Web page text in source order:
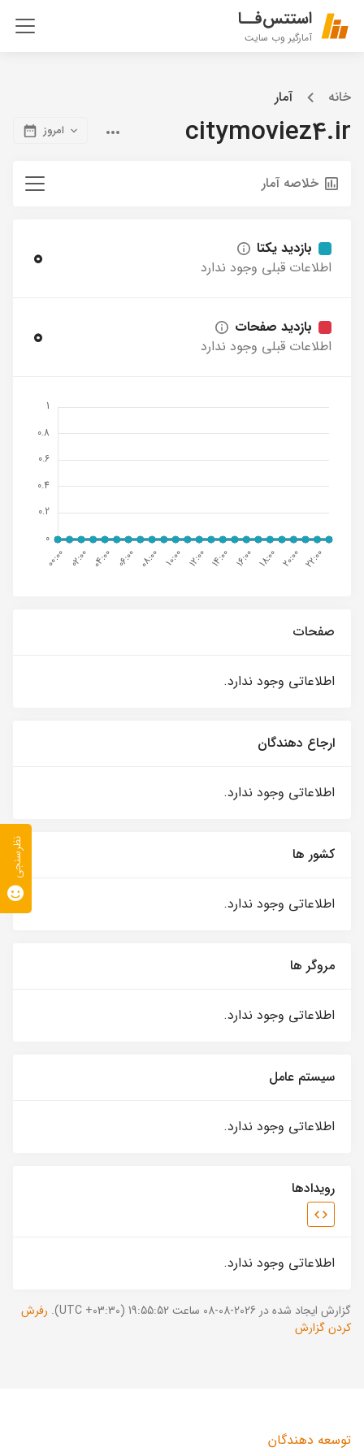
استتس‌فــا
آمارگیر وب سایت
خانه آمار
citymoviez4.ir امروز
خلاصه آمار
بازدید یکتا
اطلاعات قبلی وجود ندارد
0
بازدید صفحات
اطلاعات قبلی وجود ندارد
0
صفحات
اطلاعاتی وجود ندارد.
ارجاع دهندگان
اطلاعاتی وجود ندارد.
کشور ها
اطلاعاتی وجود ندارد.
مروگر ها
اطلاعاتی وجود ندارد.
سیستم عامل
اطلاعاتی وجود ندارد.
رویدادها
اطلاعاتی وجود ندارد.
گزارش ایجاد شده در 2026-08-08 ساعت 19:55:52 (UTC +03:30).
رفرش
کردن گزارش
توسعه دهندگان
نظرسنجی